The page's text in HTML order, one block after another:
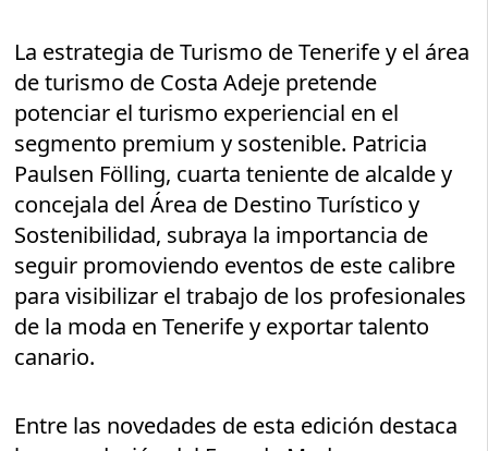
La estrategia de Turismo de Tenerife y el área
de turismo de Costa Adeje pretende
potenciar el turismo experiencial en el
segmento premium y sostenible. Patricia
Paulsen Fölling, cuarta teniente de alcalde y
concejala del Área de Destino Turístico y
Sostenibilidad, subraya la importancia de
seguir promoviendo eventos de este calibre
para visibilizar el trabajo de los profesionales
de la moda en Tenerife y exportar talento
canario.
Entre las novedades de esta edición destaca